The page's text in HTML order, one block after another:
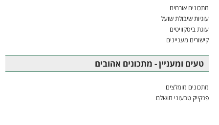
מתכונים אורחים
עוגיות שיבולת שועל
עוגת ביסקוויטים
קישורים מעניינים
טעים ומעניין - מתכונים אהובים
מתכונים מומלצים
פנקייק טבעוני מושלם